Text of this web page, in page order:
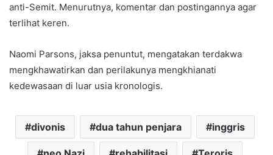
anti-Semit. Menurutnya, komentar dan postingannya agar
terlihat keren.
Naomi Parsons, jaksa penuntut, mengatakan terdakwa
mengkhawatirkan dan perilakunya mengkhianati
kedewasaan di luar usia kronologis.
divonis dua tahun penjara inggris